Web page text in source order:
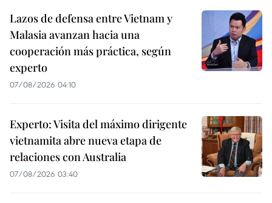
Lazos de defensa entre Vietnam y
Malasia avanzan hacia una
cooperación más práctica, según
experto
07/08/2026 04:10
Experto: Visita del máximo dirigente
vietnamita abre nueva etapa de
relaciones con Australia
07/08/2026 03:40